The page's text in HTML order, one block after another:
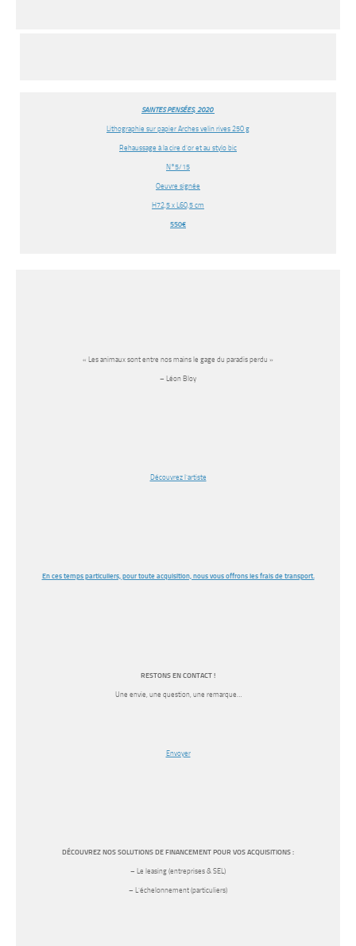
SAINTES PENSÉES, 2020
Lithographie sur papier Arches velin rives 250 g
Rehaussage à la cire d’or et au stylo bic
N°5/15
Oeuvre signée
H72,5 x L60,5 cm
550€
« Les animaux sont entre nos mains le gage du paradis perdu »
– Léon Bloy
Découvrez l’artiste
En ces temps particuliers, pour toute acquisition, nous vous offrons les frais de transport.
RESTONS EN CONTACT !
Une envie, une question, une remarque…
Envoyer
DÉCOUVREZ NOS SOLUTIONS DE FINANCEMENT POUR VOS ACQUISITIONS :
– Le leasing (entreprises & SEL)
– L’échelonnement (particuliers)